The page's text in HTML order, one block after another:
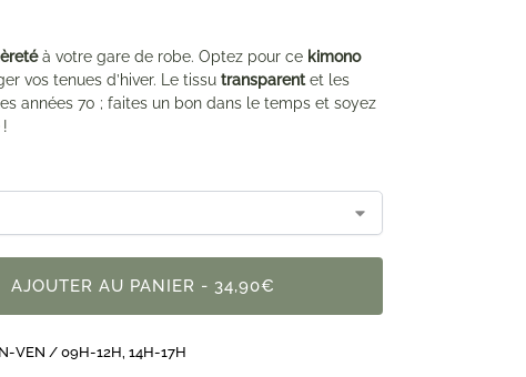
à votre gare de robe. Optez pour ce kimono
vos tenues d’hiver. Le tissu transparentet les
années 70 ; faites un bon dans le temps et soyez
AJOUTER AU PANIER - 34,90€
VEN / 09H-12H, 14H-17H